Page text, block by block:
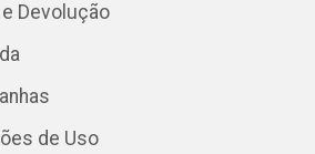
Devolução
de Uso